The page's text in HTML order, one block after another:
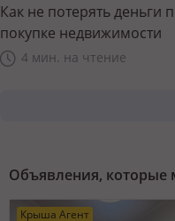
Как не потерять деньги
покупке недвижимости
4 мин. на чтение
Объявления, которые
Крыша Агент